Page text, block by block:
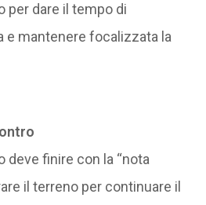
per dare il tempo di
e mantenere focalizzata la
deve finire con la “nota
il terreno per continuare il